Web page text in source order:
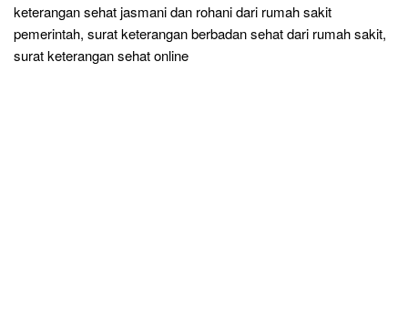
keterangan sehat jasmani dan rohani dari rumah sakit
pemerintah, surat keterangan berbadan sehat dari rumah sakit,
surat keterangan sehat online